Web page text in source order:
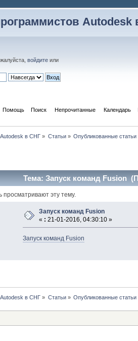
Autodesk
войдите или
Помощь Поиск Непрочитанные Календарь
в СНГ » Статьи» Опубликованные статьи
Тема: Запуск команд Fusion
просматривают эту тему.
Запуск команд Fusion
« : 21-01-2016, 04:30:10 »
Запуск команд Fusion
в СНГ » Статьи» Опубликованные статьи